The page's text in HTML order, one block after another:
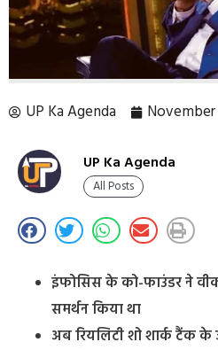
UP Ka Agenda November
UP Ka Agenda
All Posts
इंफोसिस के को-फाउंडर ने
समर्थन किया था
अब रियलिटी शो शार्क टैंक के